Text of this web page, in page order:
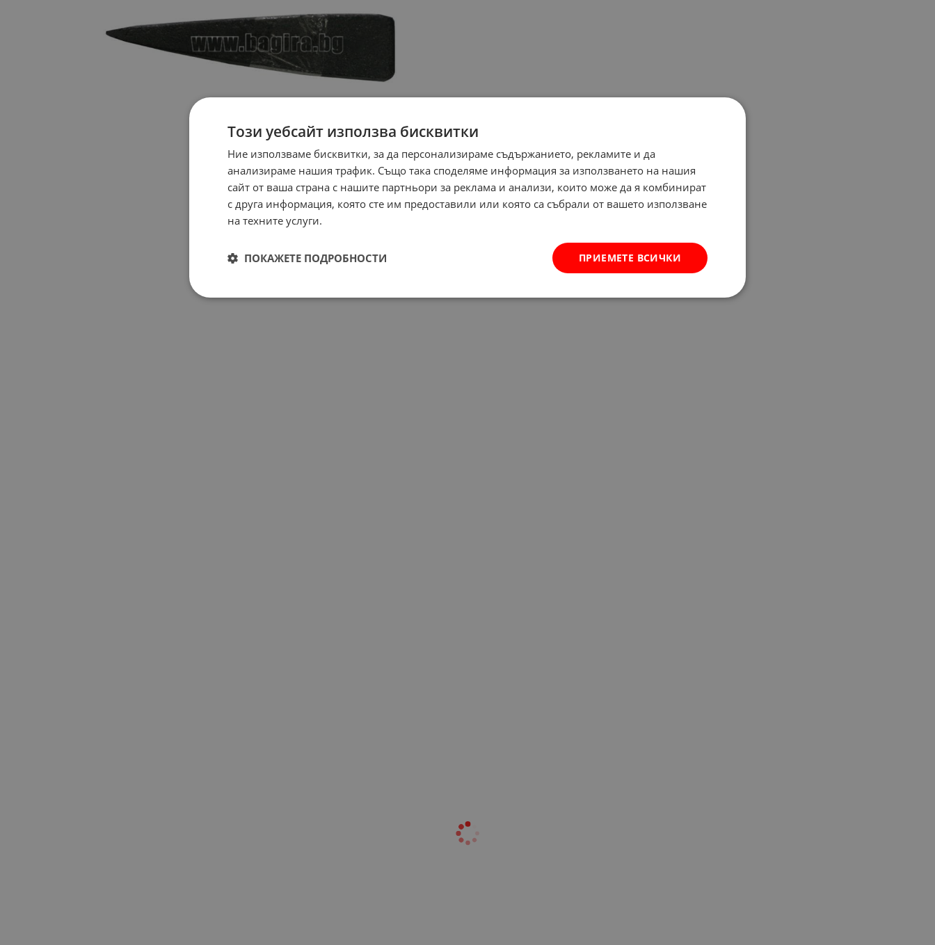
Този уебсайт използва бисквитки
Ние използваме бисквитки, за да персонализираме съдържанието, рекламите и да
анализираме нашия трафик. Също така споделяме информация за използването на нашия
сайт от ваша страна с нашите партньори за реклама и анализи, които може да я комбинират
с друга информация, която сте им предоставили или която са събрали от вашето използване
на техните услуги.
ПРИЕМЕТЕ ВСИЧКИ
ПОКАЖЕТЕ ПОДРОБНОСТИ